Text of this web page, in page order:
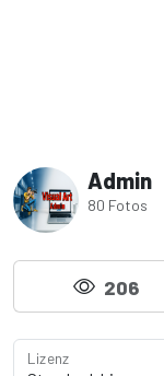
Admin
80 Fotos
206
Lizenz